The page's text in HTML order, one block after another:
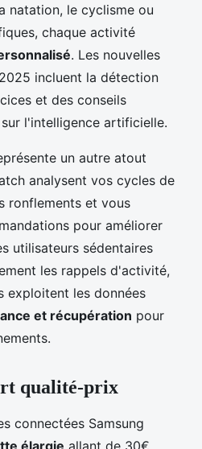
natation, le cyclisme ou
chaque activité
. Les nouvelles
incluent la détection
et des conseils
l'intelligence artificielle.
un autre atout
analysent vos cycles de
ronflements et vous
pour améliorer
utilisateurs sédentaires
les rappels d'activité,
exploitent les données
et récupération pour
qualité-prix
connectées Samsung
élargie allant de 30€